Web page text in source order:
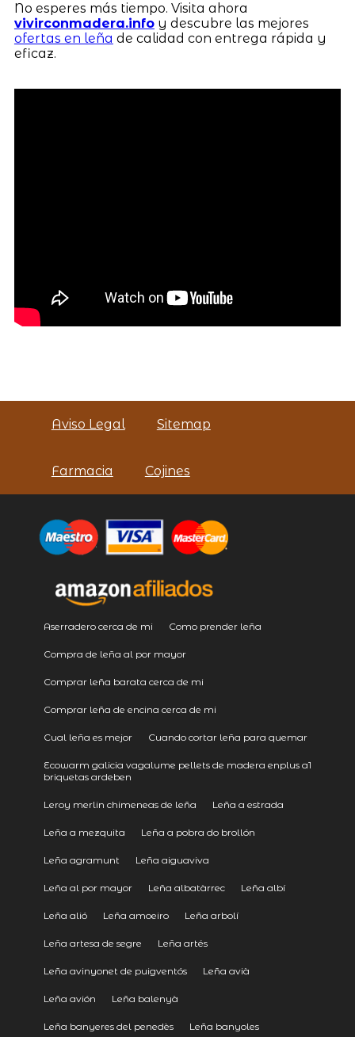
No esperes más tiempo. Visita ahora
vivirconmadera.infoy descubre las mejores
ofertas en leña de calidad con entrega rápida y
eficaz.
Aviso Legal Sitemap
Farmacia Cojines
Aserradero cerca de mi Como prender leña
Compra de leña al por mayor
Comprar leña barata cerca de mi
Comprar leña de encina cerca de mi
Cual leña es mejor Cuando cortar leña para quemar
Ecowarm galicia vagalume pellets de madera enplus a1
briquetas ardeben
Leroy merlin chimeneas de leña Leña a estrada
Leña a mezquita Leña a pobra do brollón
Leña agramunt Leña aiguaviva
Leña al por mayor Leña albatàrrec Leña albí
Leña alió Leña amoeiro Leña arbolí
Leña artesa de segre Leña artés
Leña avinyonet de puigventós Leña avià
Leña avión Leña balenyà
Leña banyeres del penedès Leña banyoles